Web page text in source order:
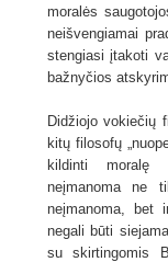
moralės
neišvengiamai
stengiasi įtakoti
bažnyčios
Didžiojo vokiečių
kitų filosofų
kildinti moralę
neįmanoma ne
neįmanoma,
negali būti
su skirtingomis